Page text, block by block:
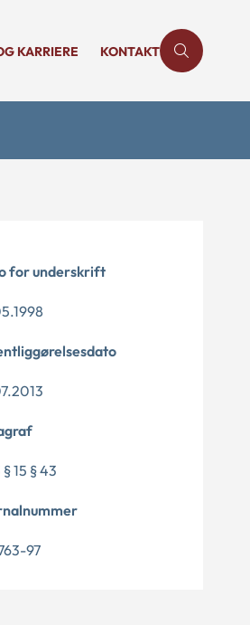
KARRIERE KONTAKT
for underskrift
15 § 43
97